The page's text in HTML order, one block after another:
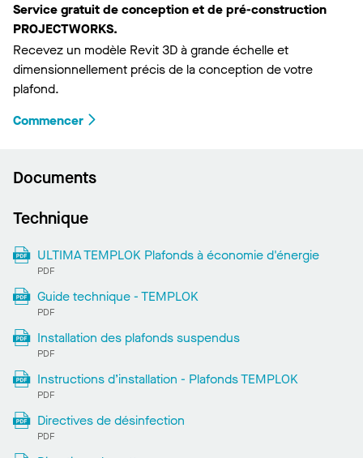
Service gratuit de conception et de pré-construction
PROJECTWORKS.
Recevez un modèle Revit 3D à grande échelle et
dimensionnellement précis de la conception de votre
plafond.
Commencer
Documents
Technique
ULTIMA TEMPLOK Plafonds à économie d'énergie
PDF
Guide technique - TEMPLOK
PDF
Installation des plafonds suspendus
PDF
Instructions d’installation - Plafonds TEMPLOK
PDF
Directives de désinfection
PDF